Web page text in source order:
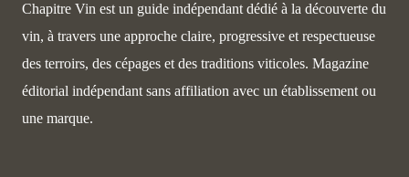
Chapitre Vin est un guide indépendant dédié à la découverte du
vin, à travers une approche claire, progressive et respectueuse
des terroirs, des cépages et des traditions viticoles. Magazine
éditorial indépendant sans affiliation avec un établissement ou
une marque.